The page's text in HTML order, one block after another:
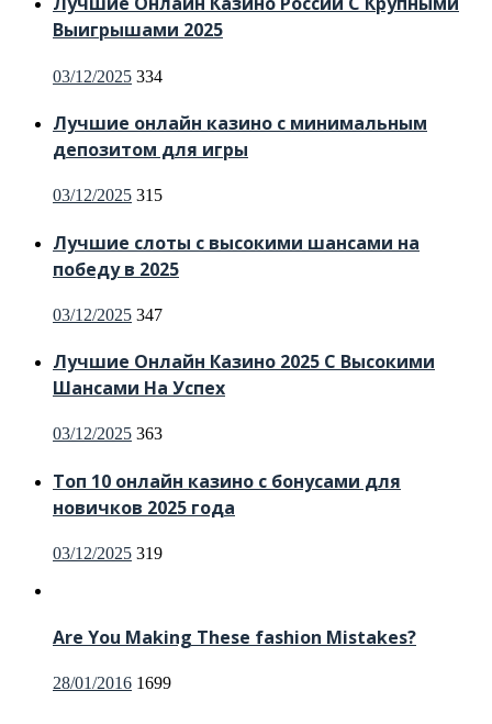
Выигрышами 2025
Posted
03/12/2025 334
Лучшие онлайн казино с минимальным
депозитом для игры
Posted
03/12/2025 315
Лучшие слоты с высокими шансами на
победу в 2025
Posted
03/12/2025 347
Лучшие Онлайн Казино 2025 С Высокими
Шансами На Успех
Posted
03/12/2025 363
Топ 10 онлайн казино с бонусами для
новичков 2025 года
Posted
03/12/2025 319
Are You Making These fashion Mistakes?
Posted
28/01/2016 1699